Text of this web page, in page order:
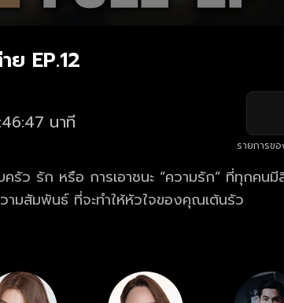
ย EP.12
นาที
รายการข
เลือกเอง..
เตรียมพบความสัมพันธ์ ที่จะทำให้หัวใจของคุณเต้นรัว